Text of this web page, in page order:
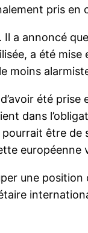
pris
Il a annoncé
a été
moins
été
dans
être
européenne
une